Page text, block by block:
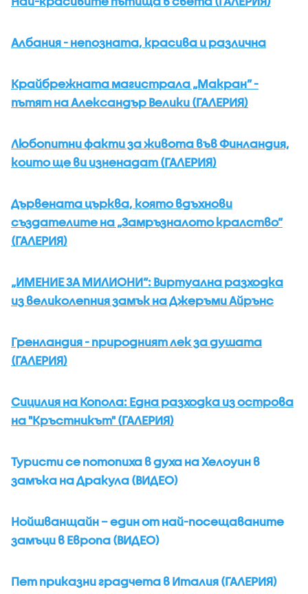
Албания - непозната, красива и различна
Крайбрежната магистрала „Макран” -
пътят на Александър Велики (ГАЛЕРИЯ)
Любопитни факти за живота във Финландия,
които ще ви изненадат (ГАЛЕРИЯ)
Дървената църква, която вдъхнови
създателите на „Замръзналото кралство”
(ГАЛЕРИЯ)
„ИМЕНИЕ ЗА МИЛИОНИ“: Виртуална разходка
из великолепния замък на Джеръми Айрънс
Гренландия - природният лек за душата
(ГАЛЕРИЯ)
Сицилия на Копола: Една разходка из острова
на "Кръстникът" (ГАЛЕРИЯ)
Туристи се потопиха в духа на Хелоуин в
замъка на Дракула (ВИДЕО)
Нойшванщайн – един от най-посещаваните
замъци в Европа (ВИДЕО)
Пет приказни градчета в Италия (ГАЛЕРИЯ)